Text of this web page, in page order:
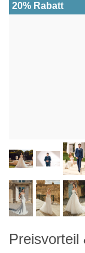
20% Rabatt
Preisvorteil